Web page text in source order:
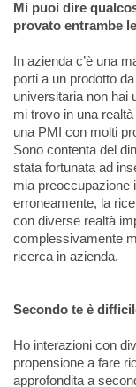
Mi puoi dire
provato entrambe
In azienda c’è una
porti a un prodotto
universitaria non hai
mi trovo in una
una PMI con molti
Sono contenta del
stata fortunata ad
mia preoccupazione
erroneamente, la
con diverse realtà
complessivamente
ricerca in azienda.
Secondo te è
Ho interazioni con
propensione a fare
approfondita a